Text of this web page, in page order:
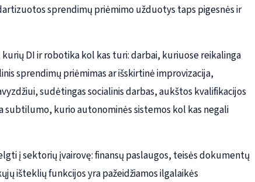
sprendimų priėmimo užduotys taps pigesnės ir
DI ir robotika kol kas turi: darbai, kuriuose reikalinga
sprendimų priėmimas ar išskirtinė improvizacija,
sudėtingas socialinis darbas, aukštos kvalifikacijos
subtilumo, kurio autonominės sistemos kol kas negali
į sektorių įvairovę: finansų paslaugos, teisės dokumentų
išteklių funkcijos yra pažeidžiamos ilgalaikės